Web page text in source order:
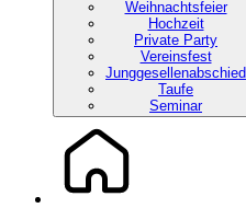
Weihnachtsfeier
Hochzeit
Private Party
Vereinsfest
Junggesellenabschied
Taufe
Seminar